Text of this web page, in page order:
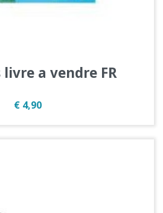
a vendre FR
Prijs
€ 4,90